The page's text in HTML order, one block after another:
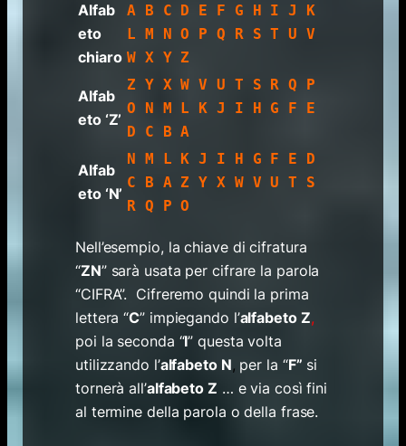
Alfab
eto
chiaro
A B C D E F G H I J K
L M N O P Q R S T U V
W X Y Z
Alfab
eto ‘Z’
Z Y X W V U T S R Q P
O N M L K J I H G F E
D C B A
Alfab
eto ‘N’
N M L K J I H G F E D
C B A Z Y X W V U T S
R Q P O
Nell’esempio, la chiave di cifratura
“ZN”sarà usata per cifrare la parola
“CIFRA”. Cifreremo quindi la prima
lettera “C” impiegando l’alfabeto Z,
poi la seconda “I” questa volta
utilizzando l’alfabeto N, per la “F” si
tornerà all’alfabeto Z … e via così fini
al termine della parola o della frase.